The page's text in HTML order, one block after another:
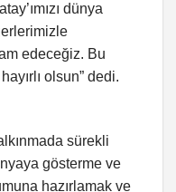
dünya
edeceğiz. Bu
olsun” dedi.
sürekli
gösterme ve
hazırlamak ve